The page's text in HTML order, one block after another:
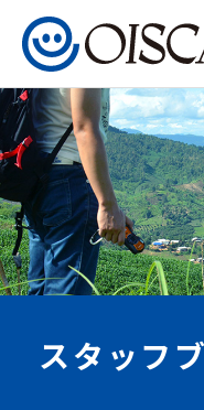
スタッフ